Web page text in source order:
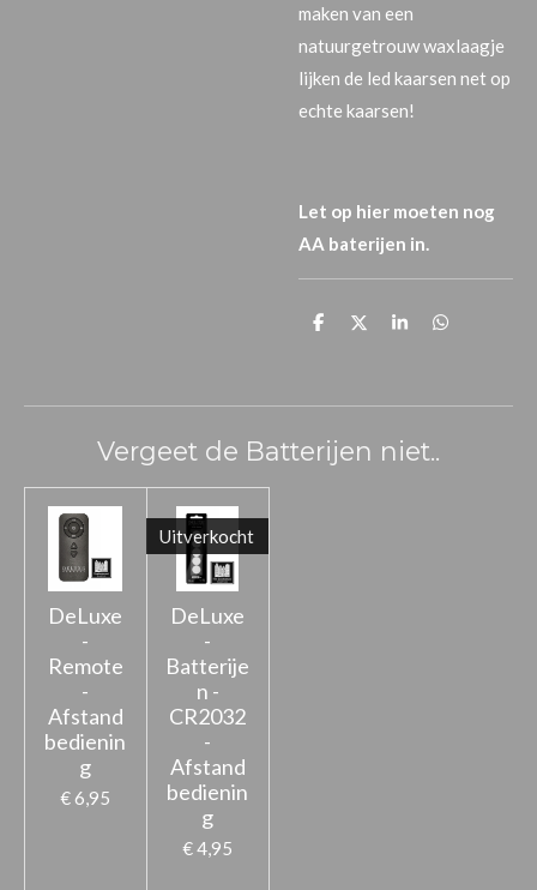
maken van een
natuurgetrouw waxlaagje
lijken de led kaarsen net op
echte kaarsen!
Let op hier moeten nog
AA baterijen in.
D
D
S
D
Vergeet de Batterijen niet..
DeLuxe
-
Remote
-
Afstand
bedienin
g
€ 6,95
Uitverkocht
DeLuxe
-
Batterije
n -
CR2032
-
Afstand
bedienin
g
€ 4,95